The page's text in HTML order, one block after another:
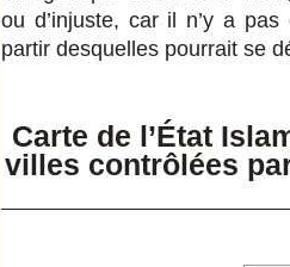
ou d’injuste, car il n’y a
partir desquelles pourrait se
Carte de l’État
villes contrôlées